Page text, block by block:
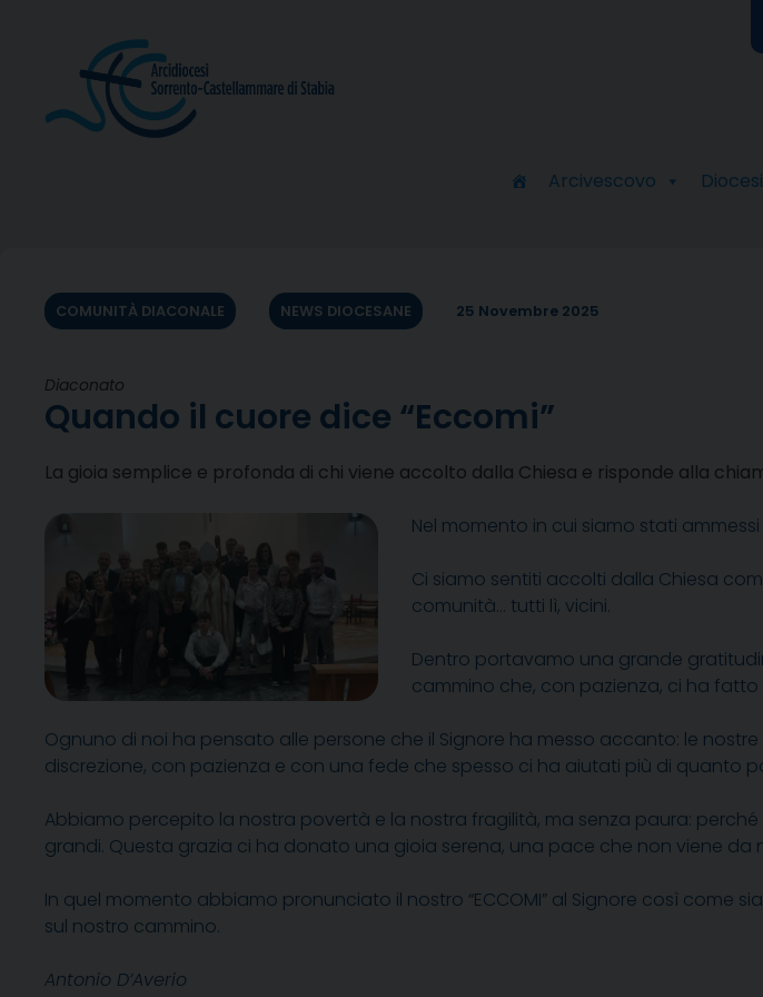
Arcivescovo Diocesi
COMUNITÀ DIACONALE NEWS DIOCESANE 25 Novembre 2025
Diaconato
Quando il cuore dice “Eccomi”
La gioia semplice e profonda di chi viene accolto dalla Chiesa e risponde alla
Nel momento in cui siamo stati
Ci siamo sentiti accolti dalla Chiesa
comunità… tutti lì, vicini.
Dentro portavamo una grande
cammino che, con pazienza, ci ha
Ognuno di noi ha pensato alle persone che il Signore ha messo accanto: le
discrezione, con pazienza e con una fede che spesso ci ha aiutati più di quanto
Abbiamo percepito la nostra povertà e la nostra fragilità, ma senza paura:
grandi. Questa grazia ci ha donato una gioia serena, una pace che non viene da
In quel momento abbiamo pronunciato il nostro “ECCOMI” al Signore così come
sul nostro cammino.
Antonio D’Averio